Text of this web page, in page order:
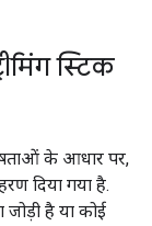
स्टिक
के आधार पर,
दिया गया है.
है या कोई